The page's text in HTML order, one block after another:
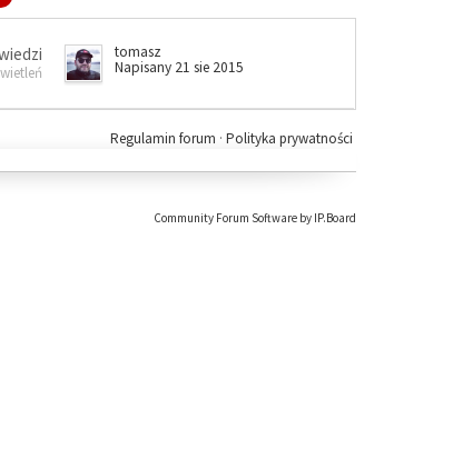
tomasz
Napisany 21 sie 2015
Polityka prywatności
Regulamin forum ·
Community Forum Software by IP.Board